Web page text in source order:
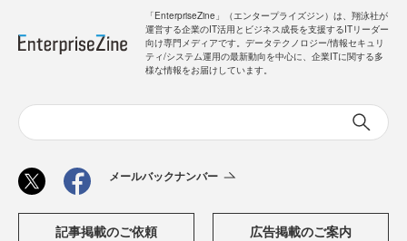
「EnterpriseZine」（エンタープライズジン）は、翔泳社が
運営する企業のIT活用とビジネス成長を支援するITリーダー
向け専門メディアです。データテクノロジー/情報セキュリ
ティ/システム運用の最新動向を中心に、企業ITに関する多
様な情報をお届けしています。
メールバックナンバー
記事掲載のご依頼 広告掲載のご案内